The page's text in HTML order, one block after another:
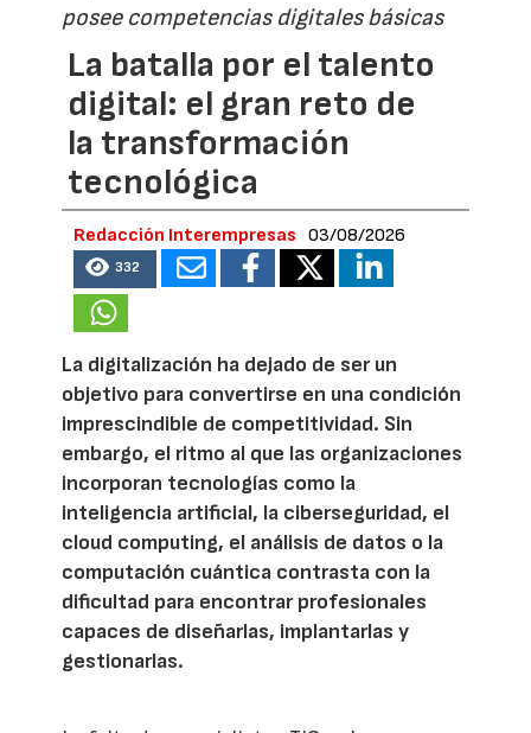
posee competencias digitales básicas
La batalla por el talento
digital: el gran reto de
la transformación
tecnológica
Redacción Interempresas 03/08/2026
332
La digitalización ha dejado de ser un
objetivo para convertirse en una condición
imprescindible de competitividad. Sin
embargo, el ritmo al que las organizaciones
incorporan tecnologías como la
inteligencia artificial, la ciberseguridad, el
cloud computing, el análisis de datos o la
computación cuántica contrasta con la
dificultad para encontrar profesionales
capaces de diseñarlas, implantarlas y
gestionarlas.